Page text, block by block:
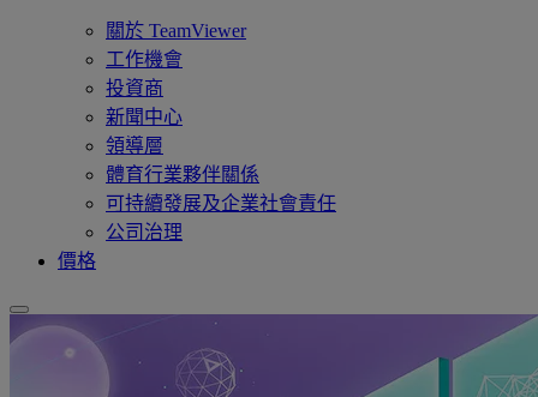
關於 TeamViewer
工作機會
投資商
新聞中心
領導層
體育行業夥伴關係
可持續發展及企業社會責任
公司治理
價格